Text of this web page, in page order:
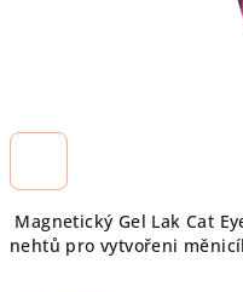
Magnetický Gel Lak Cat
nehtů provytvořeni